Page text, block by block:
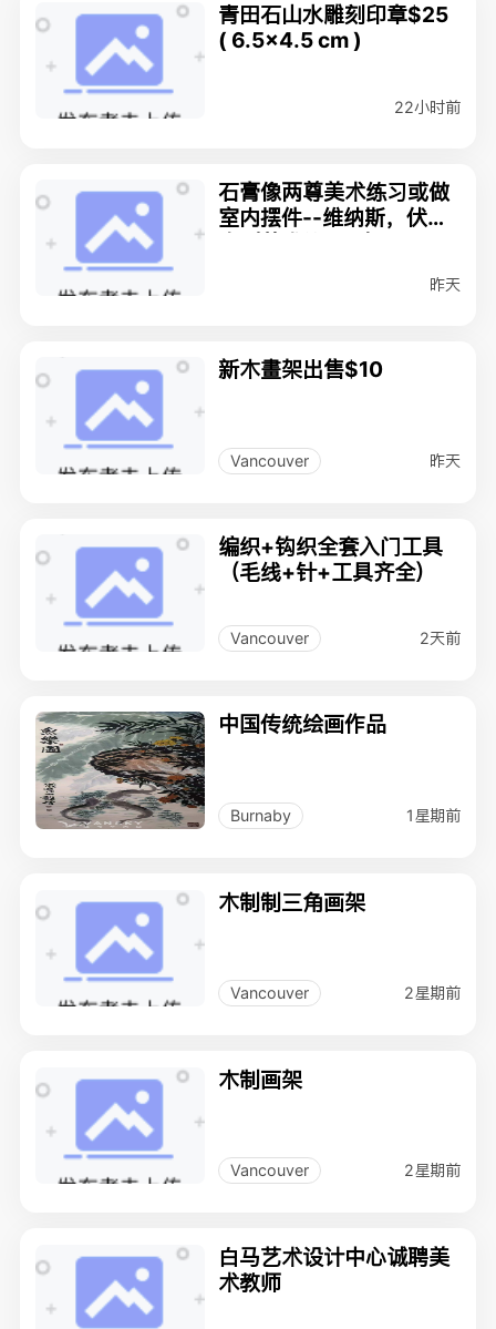
青田石山水雕刻印章$25
( 6.5x4.5 cm )
22小时前
石膏像两尊美术练习或做
室内摆件--维纳斯，伏尔
昨天
新木畫架出售$10
Vancouver 昨天
编织+钩织全套入门工具
（毛线+针+工具齐全）
Vancouver 2天前
中国传统绘画作品
Burnaby 1星期前
木制制三角画架
Vancouver 2星期前
木制画架
Vancouver 2星期前
白马艺术设计中心诚聘美
术教师